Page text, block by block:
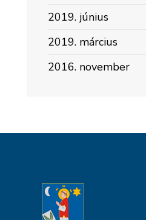
2019. június
2019. március
2016. november